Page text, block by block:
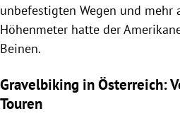
unbefestigten Wegen und mehr
Höhenmeter hatte der
Beinen.
Gravelbiking in Österreich:
Touren